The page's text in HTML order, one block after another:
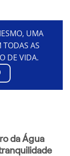
UMA
TODAS AS
DE VIDA.
da Água